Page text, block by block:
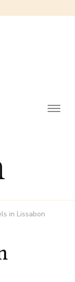
in Lissabon